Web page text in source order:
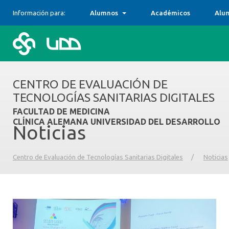
CENTRO DE EVALUACIÓN DE
TECNOLOGÍAS SANITARIAS DIGITALES
FACULTAD DE MEDICINA
CLÍNICA ALEMANA UNIVERSIDAD DEL DESARROLLO
Información para: Alumnos Académicos
Noticias
Centro de Evaluación de Tecnologías Sanitarias Digitales / Noticias